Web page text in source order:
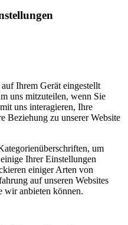
Ihrem Gerät eingestellt
uns mitzuteilen, wenn Sie
uns interagieren, Ihre
Beziehung zu unserer Website
um
Ihrer Einstellungen
einiger Arten von
auf unseren Websites
wir anbieten können.